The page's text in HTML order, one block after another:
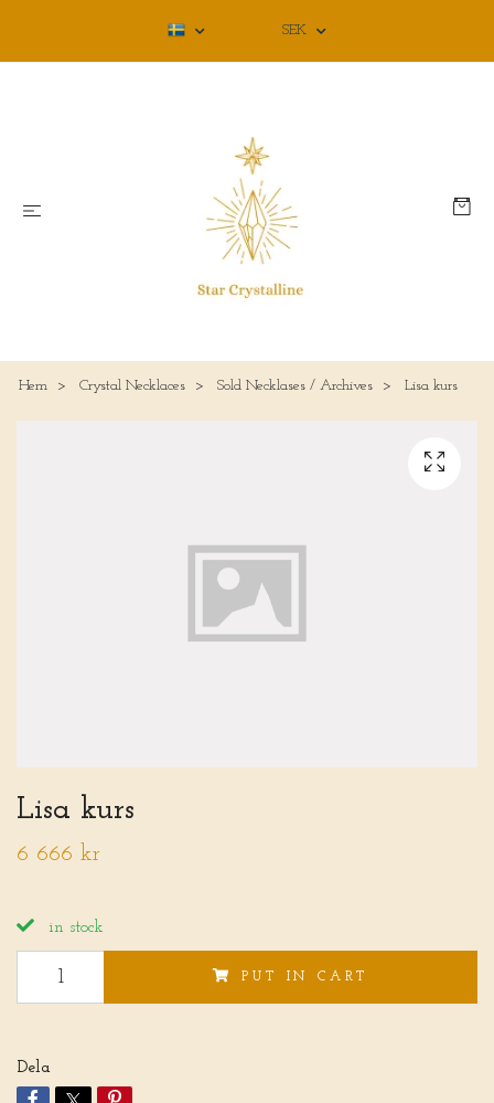
SEK
Hem Crystal Necklaces Sold Necklases / Archives Lisa kurs
Lisa kurs
6 666 kr
in stock
PUT IN CART
Dela